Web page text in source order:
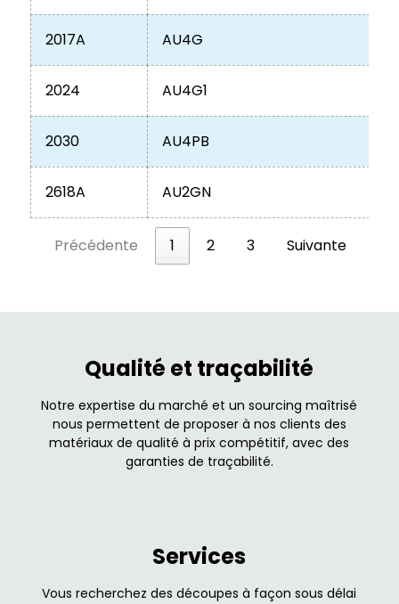
2017A AU4G
2024 AU4G1
2030 AU4PB
2618A AU2GN
Précédente 1 2 3 Suivante
Qualité et traçabilité
Notre expertise du marché et un sourcing maîtrisé
nous permettent de proposer à nos clients des
matériaux de qualité à prix compétitif, avec des
garanties de traçabilité.
Services
Vous recherchez des découpes à façon sous délai